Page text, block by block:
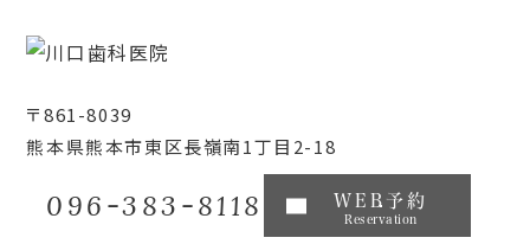
〒861-8039
熊本県熊本市東区長嶺南1丁目2-18
096-383-8118 WEB予約
Reservation